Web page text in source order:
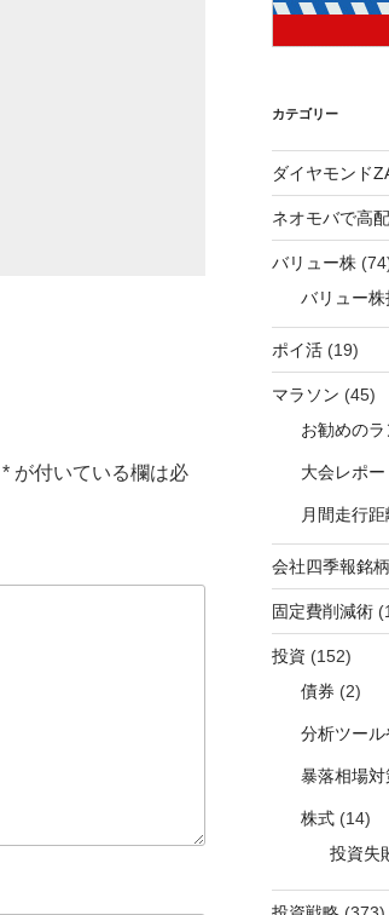
* が付いている欄は必
カテゴリー
ダイヤモンド
ネオモバで高
バリュー株
バリュー
ポイ活(19)
マラソン (45)
お勧めの
大会レポー
月間走行距
会社四季報銘
固定費削減術
投資 (152)
債券 (2)
分析ツー
暴落相場対
株式(14)
投資失